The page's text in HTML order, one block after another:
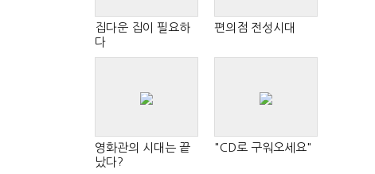
집다운 집이 필요하
다
편의점 전성시대
영화관의 시대는 끝
났다?
"CD로 구워오세요"